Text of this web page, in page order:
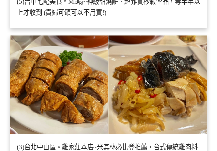
(5)台中宅配美食。Mr.啃~神級甜燒餅、超難買秒殺聖品，等半年以
上才收到 (貴婦可頌可以不用買!)
(3)台北中山區。雞家莊本店~米其林必比登推薦，台式傳統雞肉料